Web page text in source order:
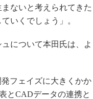
ないと考えられてきた
いくでしょう」。
について本田氏は、よ
フェイズに大きくかか
とCADデータの連携と